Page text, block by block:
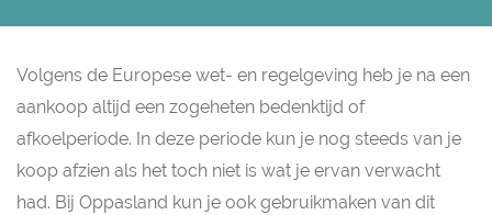
Volgens de Europese wet- en regelgeving heb je na een
aankoop altijd een zogeheten bedenktijd of
afkoelperiode. In deze periode kun je nog steeds van je
koop afzien als het toch niet is wat je ervan verwacht
had. Bij Oppasland kun je ook gebruikmaken van dit